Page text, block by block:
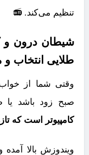
تنظیم می‌کند. 📻
شیطان درون و
طلایی انتخاب
وقتی شما از
صبح زود باشد یا
کامپیوتر است که
ویندوزش بالا